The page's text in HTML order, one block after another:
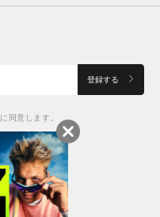
登録する
に同意します。